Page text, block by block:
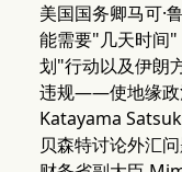
美国国务卿马可·
能需要"几天时间
划"行动以及伊朗
违规——使地缘政
Katayama
贝森特讨论外汇